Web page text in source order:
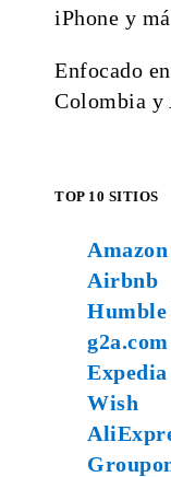
iPhone y
Enfocado
Colombia y
TOP 10 SITIOS
Amazon
Airbnb
Humble
g2a.com
Expedia
Wish